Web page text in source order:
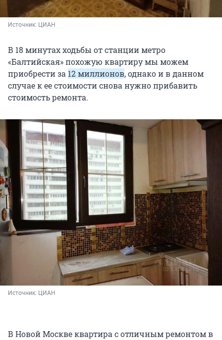
Источник: ЦИАН
В 18 минутах ходьбы от станции метро
«Балтийская» похожую квартиру мы можем
приобрести за 12 миллионов, однако и в данном
случае к ее стоимости снова нужно прибавить
стоимость ремонта.
Источник: ЦИАН
В Новой Москве квартира с отличным ремонтом в